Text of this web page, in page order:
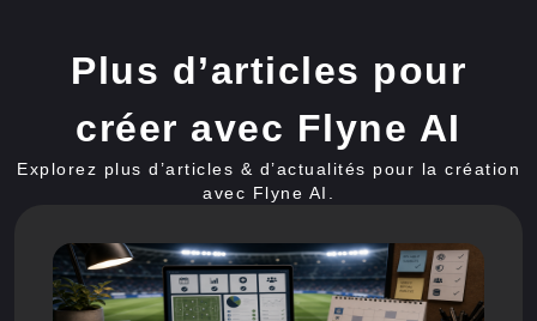
Plus d’articles pour
créer avec Flyne AI
Explorez plus d’articles & d’actualités pour la création
avec Flyne AI.